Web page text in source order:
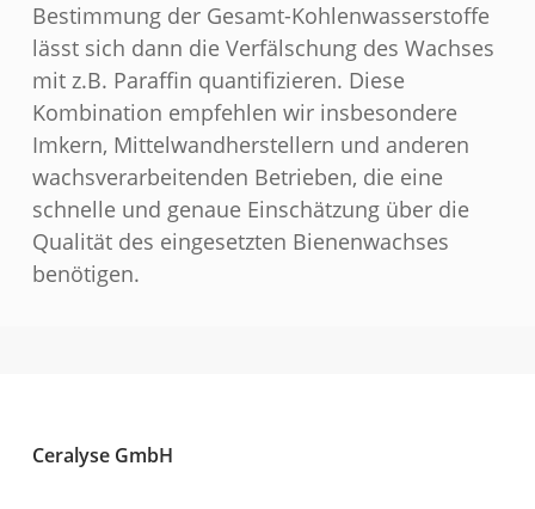
Bestimmung der Gesamt-Kohlenwasserstoffe
lässt sich dann die Verfälschung des Wachses
mit z.B. Paraffin quantifizieren. Diese
Kombination empfehlen wir insbesondere
Imkern, Mittelwandherstellern und anderen
wachsverarbeitenden Betrieben, die eine
schnelle und genaue Einschätzung über die
Qualität des eingesetzten Bienenwachses
benötigen.
Ceralyse GmbH